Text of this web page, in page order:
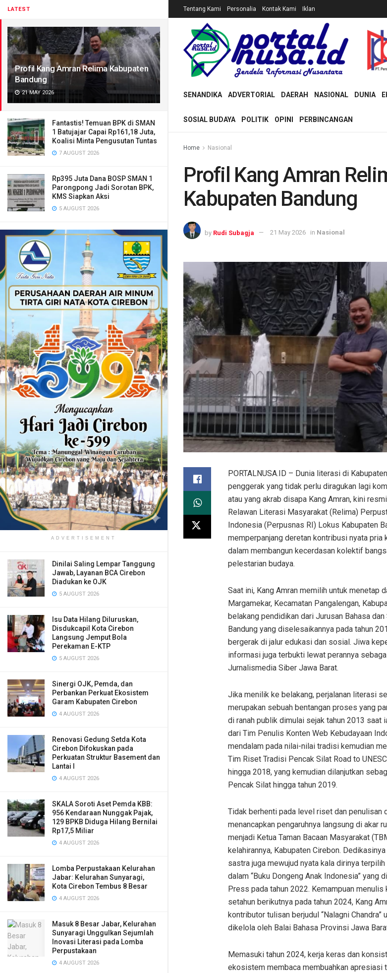
LATEST
Profil Kang Amran Relima Kabupaten
Bandung
21 MAY 2026
Fantastis! Temuan BPK di SMAN
1 Batujajar Capai Rp161,18 Juta,
Koalisi Minta Pengusutan Tuntas
7 AUGUST 2026
Rp395 Juta Dana BOSP SMAN 1
Parongpong Jadi Sorotan BPK,
KMS Siapkan Aksi
5 AUGUST 2026
ADVERTISEMENT
Dinilai Saling Lempar Tanggung
Jawab, Layanan BCA Cirebon
Diadukan ke OJK
5 AUGUST 2026
​Isu Data Hilang Diluruskan,
Disdukcapil Kota Cirebon
Langsung Jemput Bola
Perekaman E-KTP
5 AUGUST 2026
Sinergi OJK, Pemda, dan
Perbankan Perkuat Ekosistem
Garam Kabupaten Cirebon
4 AUGUST 2026
Renovasi Gedung Setda Kota
Cirebon Difokuskan pada
Perkuatan Struktur Basement dan
Lantai I
4 AUGUST 2026
SKALA Soroti Aset Pemda KBB:
956 Kendaraan Nunggak Pajak,
129 BPKB Diduga Hilang Bernilai
Rp17,5 Miliar
4 AUGUST 2026
Lomba Perpustakaan Kelurahan
Jabar: Kelurahan Sunyaragi,
Kota Cirebon Tembus 8 Besar
4 AUGUST 2026
Masuk 8 Besar Jabar, Kelurahan
Sunyaragi Unggulkan Sejumlah
Inovasi Literasi pada Lomba
Perpustakaan
4 AUGUST 2026
Tentang Kami Personalia Kontak Kami Iklan
SENANDIKA ADVERTORIAL DAERAH NASIONAL DUNIA
SOSIAL BUDAYA POLITIK OPINI PERBINCANGAN
Home Nasional
Profil Kang Amran
Kabupaten Bandung
by Rudi Subagja 21 May 2026 in Nasional
PORTALNUSA.ID – Dunia literasi di
penggerak yang tidak perlu diragukan lagi
atau yang akrab disapa Kang Amran, kini
Relawan Literasi Masyarakat (Relima)
Indonesia (Perpusnas RI) Lokus Kabupaten
memperpanjang deretan kontribusi nyata pria
dalam membangun kecerdasan kolektif
pelestarian budaya.
Saat ini, Kang Amran memilih untuk menetap
Margamekar, Kecamatan Pangalengan,
belakang pendidikan dari Jurusan Bahasa
Bandung yang diselesaikannya pada tahun
bergerak di jalur edukasi dan sosial. Jiwa
informasi juga terbukti lewat perannya
Jurnalismedia Siber Jawa Barat.
Jika menilik ke belakang, perjalanan literasi
merupakan sebuah bentangan proses yang
di ranah publik dimulai sejak tahun 2013 saat
dari Tim Penulis Konten Web Kebudayaan
mendalam pada nilai-nilai tradisi kemudian
Tim Riset Tradisi Pencak Silat Road to
hingga 2018, yang kemudian dilanjutkan
Pencak Silat hingga tahun 2019.
Tidak berhenti pada level riset dan penulisan
menancapkan pengaruhnya langsung di akar
menjadi Ketua Taman Bacaan Masyarakat
kelahirannya, Kabupaten Cirebon.
sastra juga mewujud nyata kala dirinya
dalam “Buku Dongeng Anak Indonesia” yang
Press pada tahun 2022. Kemampuan
setahun berikutnya pada tahun 2024, Kang
kontributor tulisan berjudul “Nalagni Chandra”
dikelola oleh Balai Bahasa Provinsi Jawa
Memasuki tahun 2024, kerja keras dan
ekosistem membaca membuahkan apresiasi